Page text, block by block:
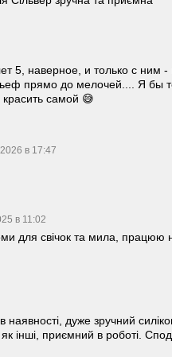
5, наверное, и только с ним -
прямо до мелочей.... Я бы
самой 😅
в 17:47
в 11:02
для свічок та мила, працюю
наявності, дуже зручний
як інші, приємний в роботі.